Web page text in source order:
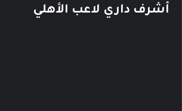
أشرف داري لاعب الأهلي